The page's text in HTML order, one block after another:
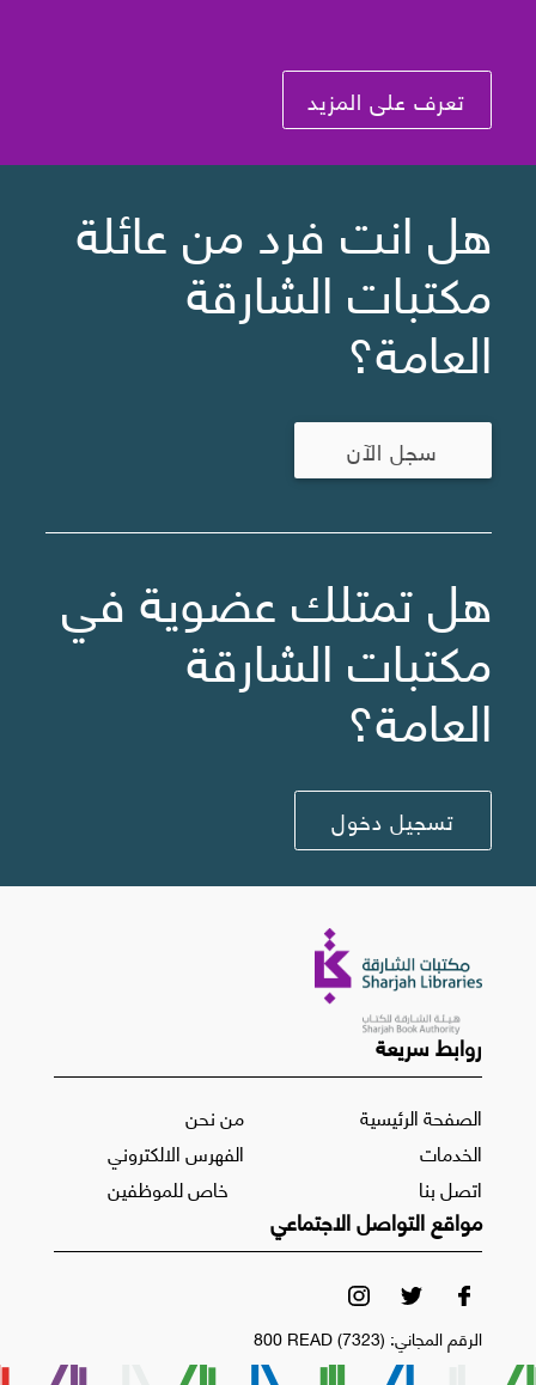
تعرف على المزيد
هل انت فرد من عائلة
مكتبات الشارقة
العامة؟
سجل الآن
هل تمتلك عضوية في
مكتبات الشارقة
العامة؟
تسجيل دخول
روابط سريعة
الصفحة الرئيسية
من نحن
الخدمات
الفهرس الالكتروني
اتصل بنا
خاص للموظفين
مواقع التواصل الاجتماعي
الرقم المجاني: 800 READ (7323)